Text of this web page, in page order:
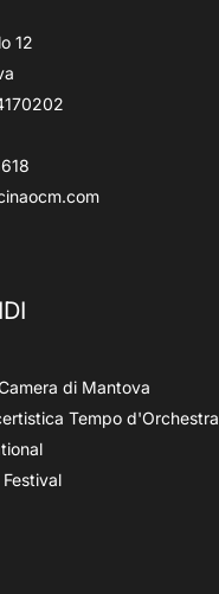
12
di Mantova
Tempo d'Orchestra